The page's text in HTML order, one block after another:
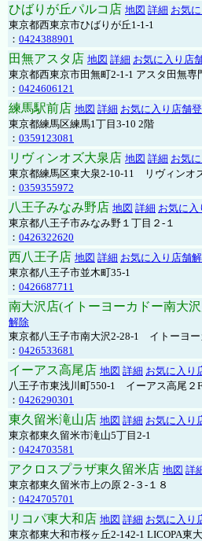
ひばりが丘パルコ店 地図 詳細 お気
東京都西東京市ひばりが丘1-1-1
： 0424388901
田無アスタ店 地図 詳細 お気に入り店
東京都西東京市田無町2-1-1 アスタ田無専
： 0424606121
練馬駅前店 地図 詳細 お気に入り店舗
東京都練馬区練馬1丁目3-10 2階
： 0359123081
リヴィンオズ大泉店 地図 詳細 お気
東京都練馬区東大泉2-10-11 リヴィンオ
： 0359355972
八王子みなみ野店 地図 詳細 お気に入
東京都八王子市みなみ野１丁目２-１
： 0426322620
西八王子店 地図 詳細 お気に入り店舗
東京都八王子市並木町35-1
： 0426687711
南大沢店(イトーヨーカドー南大
解除
東京都八王子市南大沢2-28-1 イトーヨー
： 0426533681
イーアス高尾店 地図 詳細 お気に入り
八王子市東浅川町550-1 イーアス高尾２F
： 0426290301
東久留米滝山店 地図 詳細 お気に入り
東京都東久留米市滝山5丁目2-1
： 0424703581
アクロスプラザ東久留米店 地図 詳
東京都東久留米市上の原２-３-１８
： 0424705701
リコパ東大和店 地図 詳細 お気に入り
東京都東大和市桜ヶ丘2-142-1 LICOPA東